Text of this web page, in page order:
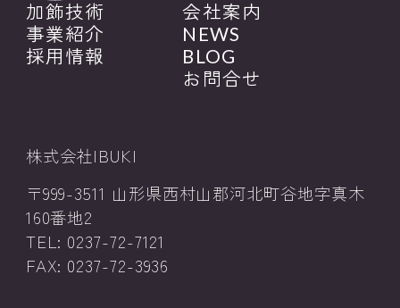
加飾技術
事業紹介
採用情報
会社案内
NEWS
BLOG
お問合せ
株式会社IBUKI
〒999-3511 山形県西村山郡河北町谷地字真木
160番地2
TEL: 0237-72-7121
FAX: 0237-72-3936